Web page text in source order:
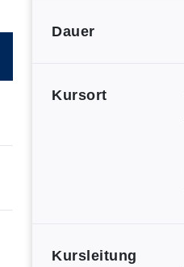
Dauer
Kursort
Kursleitung